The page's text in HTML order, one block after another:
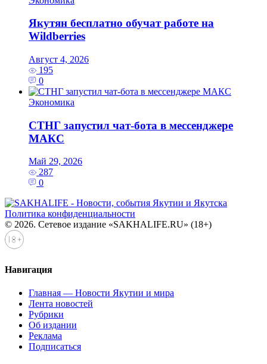
Якутян бесплатно обучат работе на
Wildberries
Август 4, 2026
195
0
Экономика
СТНГ запустил чат-бота в мессенджере
МАКС
Май 29, 2026
287
0
Политика конфиденциальности
© 2026. Сетевое издание «SAKHALIFE.RU» (18+)
Навигация
Главная — Новости Якутии и мира
Лента новостей
Рубрики
Об издании
Реклама
Подписаться